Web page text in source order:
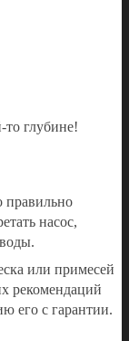
то глубине!
правильно
насос,
или примесей
рекомендаций
его с гарантии.